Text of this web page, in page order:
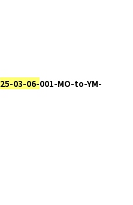
25-03-06-001-MO-to-YM-